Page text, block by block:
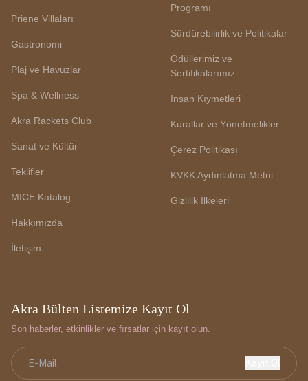
Priene Villaları
Gastronomi
Plaj ve Havuzlar
Spa & Wellness
Akra Rackets Club
Sanat ve Kültür
Teklifler
MICE Katalog
Hakkımızda
İletişim
Programı
Sürdürebilirlik ve Politikalar
Ödüllerimiz ve
Sertifikalarımız
İnsan Kıymetleri
Kurallar ve Yönetmelikler
Çerez Politikası
KVKK Aydınlatma Metni
Gizlilik İlkeleri
Akra Bülten Listemize Kayıt Ol
Son haberler, etkinlikler ve fırsatlar için kayıt olun.